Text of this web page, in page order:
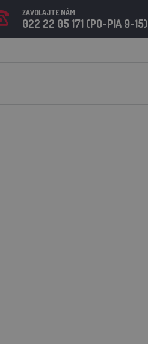
ZAVOLAJTE NÁM
022 22 05 171 (PO-PIA 9-15)